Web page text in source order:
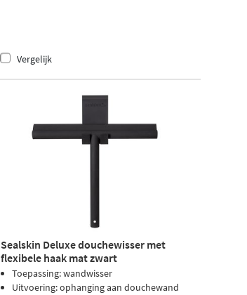
Vergelijk
Sealskin Deluxe douchewisser met
flexibele haak mat zwart
Toepassing: wandwisser
Uitvoering: ophanging aan douchewand